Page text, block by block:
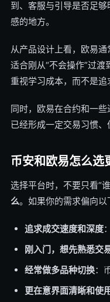
到、客服与引导是否足
感的地方。
从产品设计上看，欧易通
适合刚从“不会操作”过渡
重视学习成本，而不是追
同时，欧易在合约和一
已经形成一定交易习惯、
币安和欧易怎么选
选择平台时，不要只看“
么。如果你的需求偏向以
追求成交速度和深度
刚入门，想先熟悉交
经常做多品种切换：
更在意界面清晰和使